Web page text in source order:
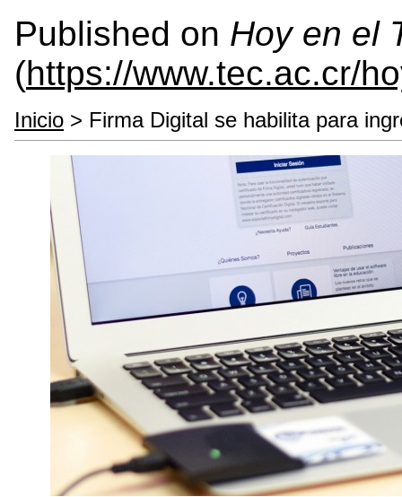
Published on Hoy en el
(https://www.tec.ac.cr/
Inicio > Firma Digital se habilita para